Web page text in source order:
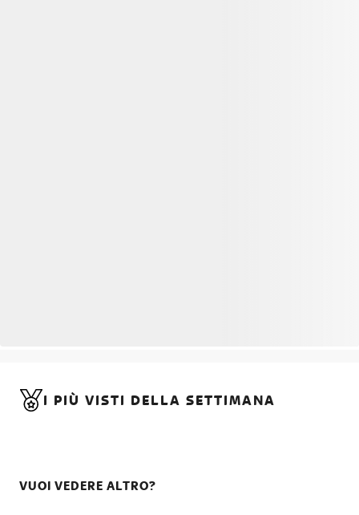
I PIÙ VISTI DELLA SETTIMANA
VUOI VEDERE ALTRO?